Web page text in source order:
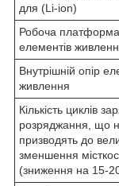
для (Li-ion)
Робоча платформа
елементів
Внутрішній опір
живлення
Кількість циклів
розряджання, що
призводять до
зменшення
(зниження на 15-